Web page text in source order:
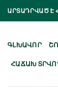
Skip
ԱՐՏԱԴՐՎԱԾ Է
ԳԼԽԱՎՈՐ
ՀԱՃԱԽ